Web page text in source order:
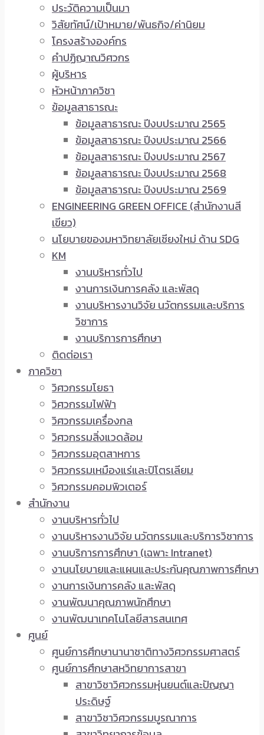
ประวัติความเป็นมา
วิสัยทัศน์/เป้าหมาย/พันธกิจ/ค่านิยม
โครงสร้างองค์กร
คำปฏิญาณวิศวกร
ผู้บริหาร
หัวหน้าภาควิชา
ข้อมูลสาธารณะ
ข้อมูลสาธารณะ ปีงบประมาณ 2565
ข้อมูลสาธารณะ ปีงบประมาณ 2566
ข้อมูลสาธารณะ ปีงบประมาณ 2567
ข้อมูลสาธารณะ ปีงบประมาณ 2568
ข้อมูลสาธารณะ ปีงบประมาณ 2569
ENGINEERING GREEN OFFICE (สำนักงานสี
เขียว)
นโยบายของมหาวิทยาลัยเชียงใหม่ ด้าน SDG
KM
งานบริหารทั่วไป
งานการเงินการคลัง และพัสดุ
งานบริหารงานวิจัย นวัตกรรมและบริการ
วิชาการ
งานบริการการศึกษา
ติดต่อเรา
ภาควิชา
วิศวกรรมโยธา
วิศวกรรมไฟฟ้า
วิศวกรรมเครื่องกล
วิศวกรรมสิ่งแวดล้อม
วิศวกรรมอุตสาหการ
วิศวกรรมเหมืองแร่และปิโตรเลียม
วิศวกรรมคอมพิวเตอร์
สำนักงาน
งานบริหารทั่วไป
งานบริหารงานวิจัย นวัตกรรมและบริการวิชาการ
งานบริการการศึกษา (เฉพาะ Intranet)
งานนโยบายและแผนและประกันคุณภาพการศึกษา
งานการเงินการคลัง และพัสดุ
งานพัฒนาคุณภาพนักศึกษา
งานพัฒนาเทคโนโลยีสารสนเทศ
ศูนย์
ศูนย์การศึกษานานาชาติทางวิศวกรรมศาสตร์
ศูนย์การศึกษาสหวิทยาการสาขา
สาขาวิชาวิศวกรรมหุ่นยนต์และปัญญา
ประดิษฐ์
สาขาวิชาวิศวกรรมบูรณาการ